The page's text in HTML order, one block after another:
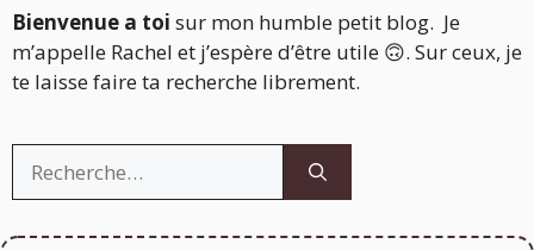
Bienvenue a toi sur mon humble petit blog. Je
m’appelle Rachel et j’espère d’être utile 🙃. Sur ceux, je
te laisse faire ta recherche librement.